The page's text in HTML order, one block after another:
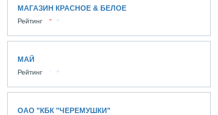
МАГАЗИН КРАСНОЕ & БЕЛОЕ
Рейтинг
МАЙ
Рейтинг
ОАО "КБК "ЧЕРЕМУШКИ"